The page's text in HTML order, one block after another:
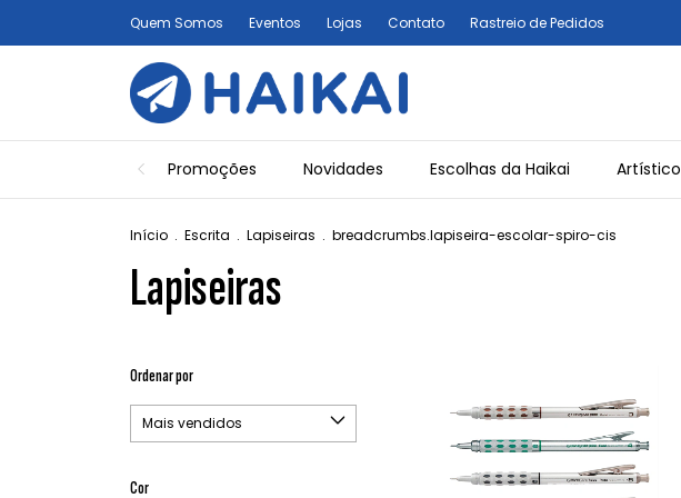
Quem Somos Eventos Lojas Contato Rastreio de Pedidos
Promoções Novidades Escolhas da Haikai Artístico
Início . Escrita . Lapiseiras . breadcrumbs.lapiseira-escolar-spiro-cis
Lapiseiras
Ordenar por
Cor